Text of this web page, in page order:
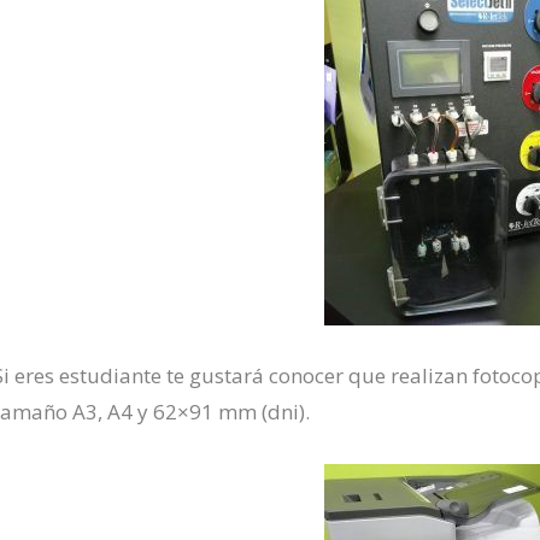
eres estudiante te gustará conocer que realizan
A3, A4 y 62×91 mm (dni).